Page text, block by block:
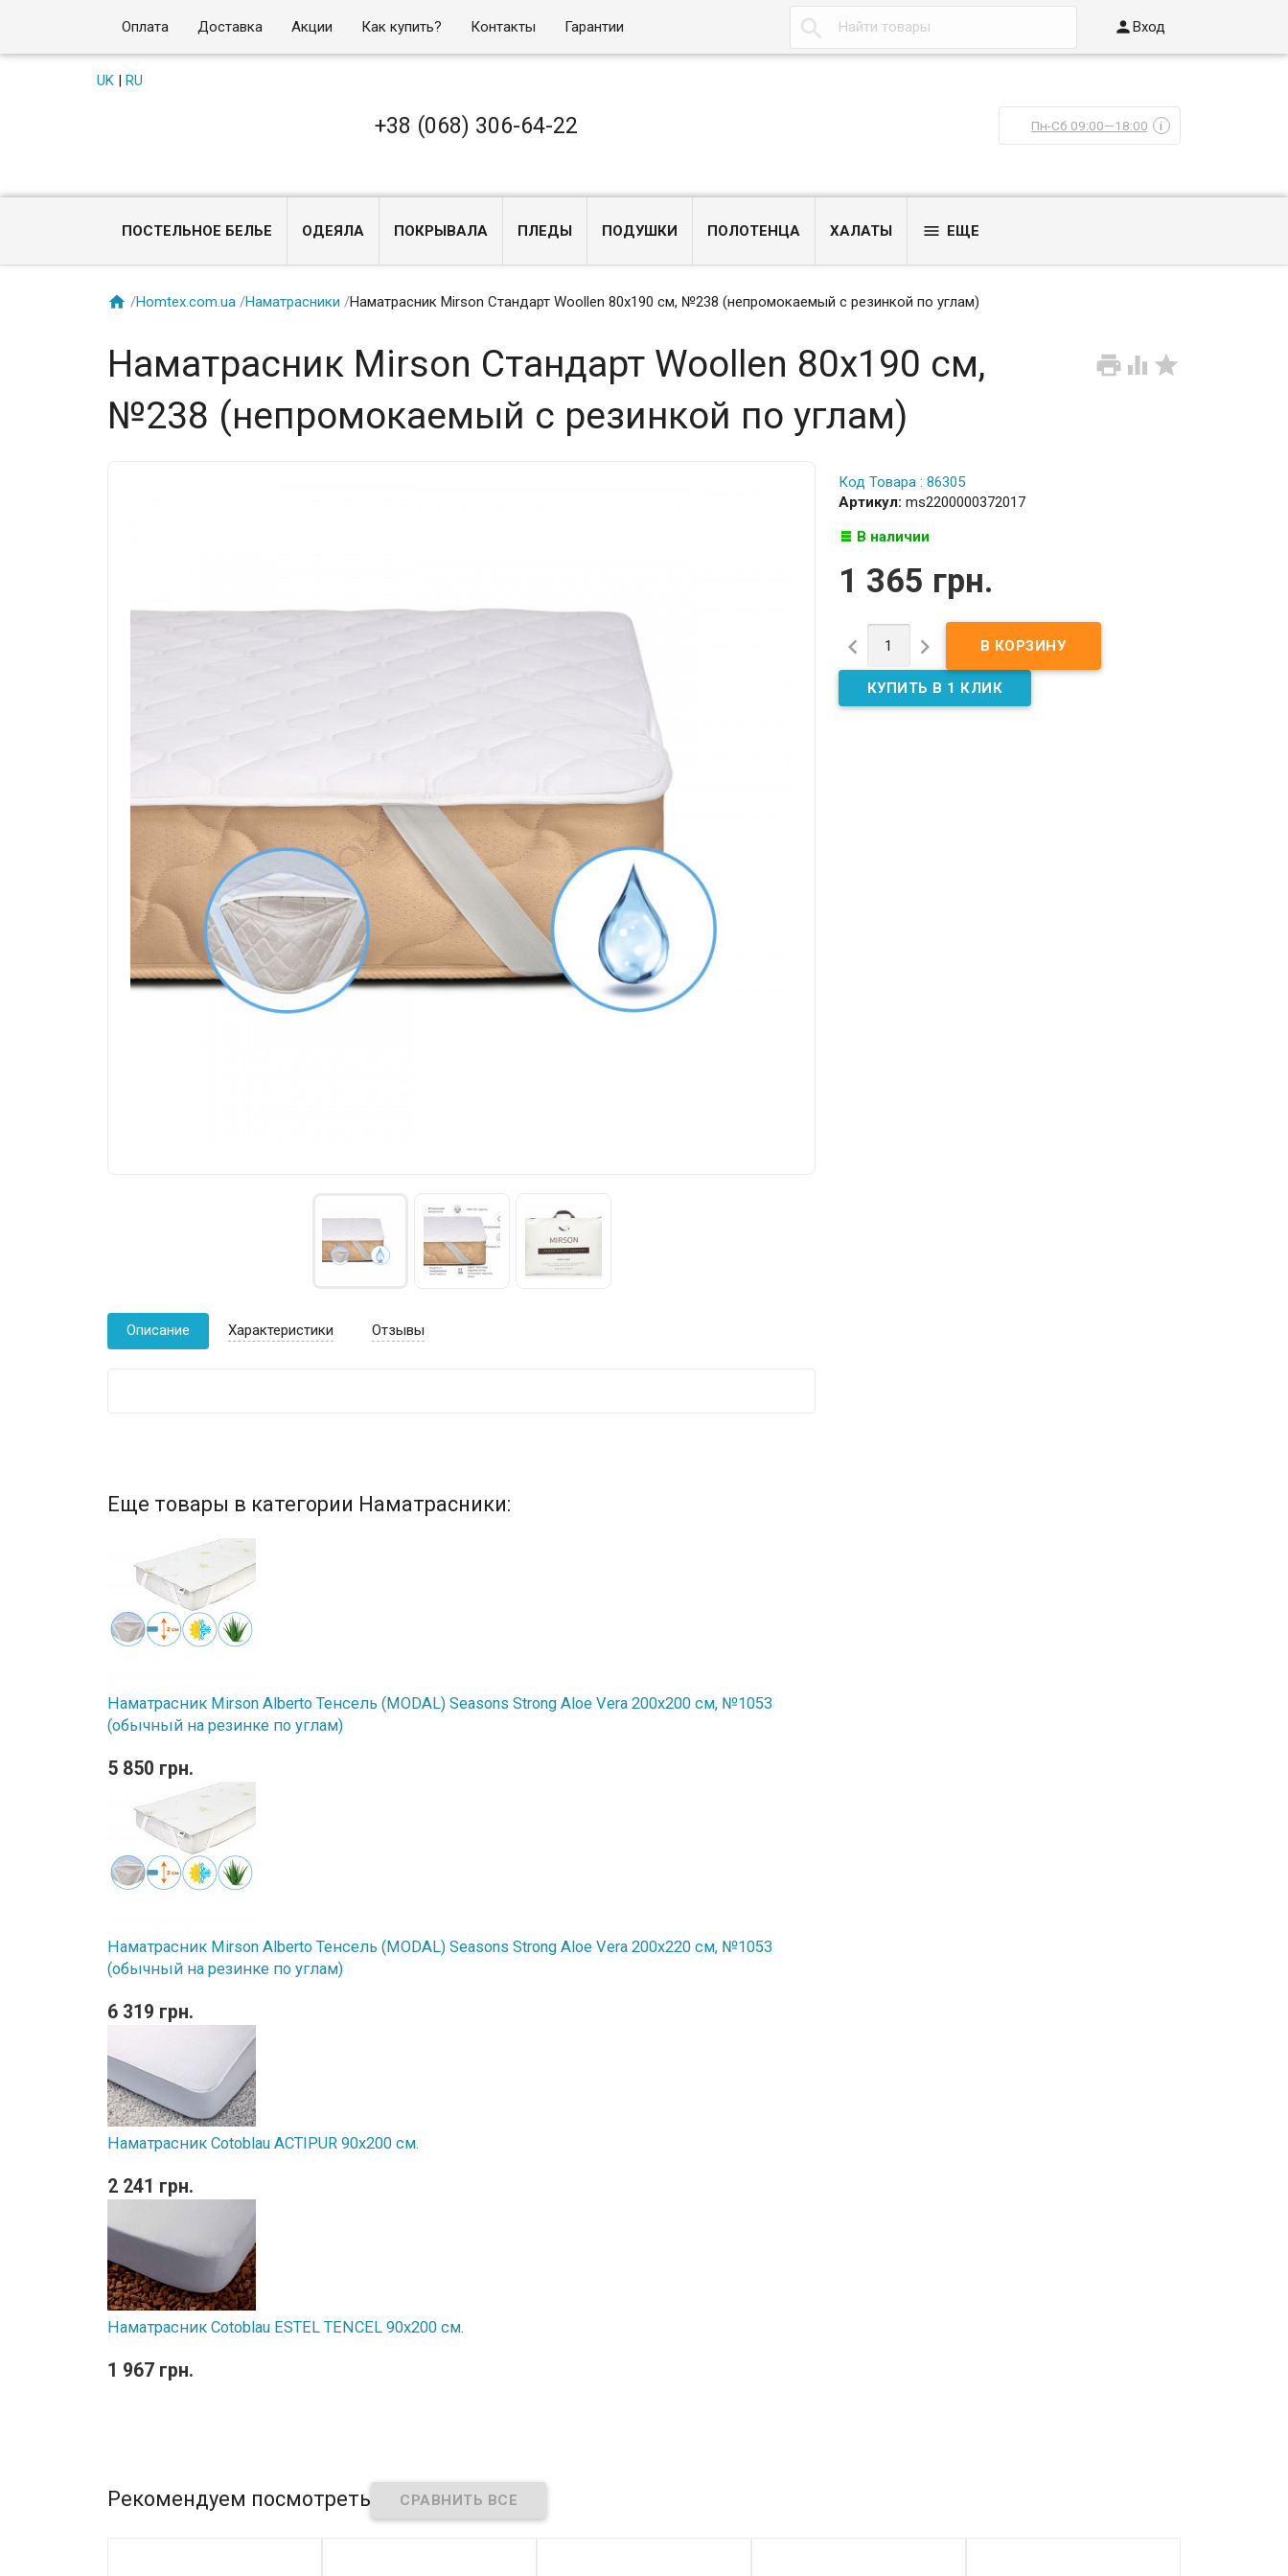
Оплата Доставка Акции Как купить? Контакты Гарантии  Вход
UK| RU
+38 (068) 306-64-22 Пн-Сб 09:00—18:00 i
ПОСТЕЛЬНОЕ БЕЛЬЕ ОДЕЯЛА ПОКРЫВАЛА ПЛЕДЫ ПОДУШКИ ПОЛОТЕНЦА ХАЛАТЫ  ЕЩЕ
 /Homtex.com.ua /Наматрасники /Наматрасник Mirson Стандарт Woollen 80x190 см, №238 (непромокаемый с резинкой по углам)
  
Наматрасник Mirson Стандарт Woollen 80x190 см,
№238 (непромокаемый с резинкой по углам)
Код Товара : 86305
Артикул: ms2200000372017
В наличии
1 365 грн.
 
Описание Характеристики Отзывы
Еще товары в категории Наматрасники:
Наматрасник Mirson Alberto Тенсель (MODAL) Seasons Strong Aloe Vera 200x200 см, №1053
(обычный на резинке по углам)
5 850 грн.
Наматрасник Mirson Alberto Тенсель (MODAL) Seasons Strong Aloe Vera 200x220 см, №1053
(обычный на резинке по углам)
6 319 грн.
Наматрасник Cotoblau ACTIPUR 90х200 см.
2 241 грн.
Наматрасник Cotoblau ESTEL TENCEL 90х200 см.
1 967 грн.
Рекомендуем посмотреть